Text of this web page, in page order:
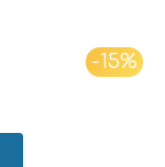
-15%